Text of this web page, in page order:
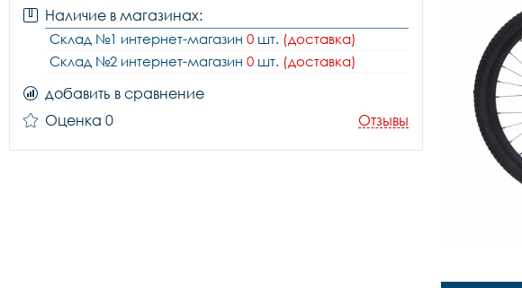
Наличие в магазинах:
Склад №1 интернет-магазин 0 шт. (доставка)
Склад №2 интернет-магазин 0 шт. (доставка)
добавить в сравнение
Оценка 0
Отзывы